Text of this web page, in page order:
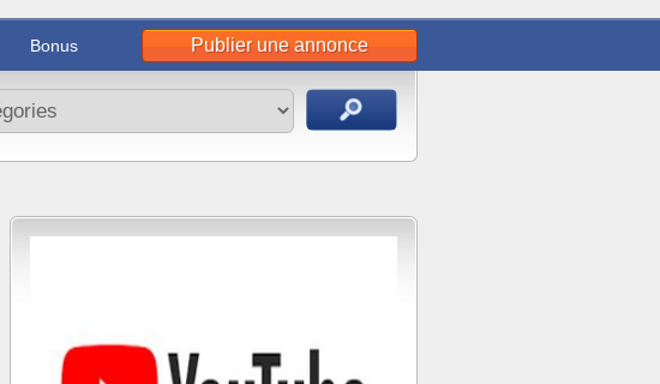
Bonus Publier une annonce